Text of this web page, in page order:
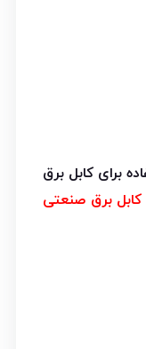
کابل برق صنعتی